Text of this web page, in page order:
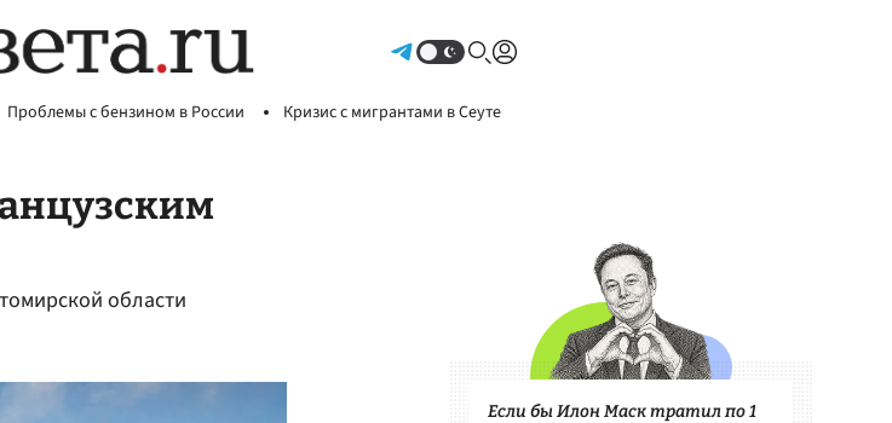
Проблемы с бензином в России Кризис с мигрантами в Сеуте
области
Если бы Илон Маск тратил по 1